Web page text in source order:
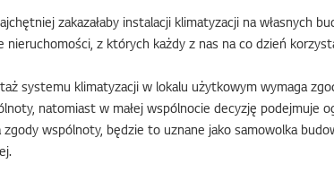
zakazałaby instalacji klimatyzacji na własnych
z których każdy z nas na co dzień
systemu klimatyzacji w lokalu użytkowym wymaga
natomiast w małej wspólnocie decyzję podejmuje
wspólnoty, będzie to uznane jako samowolka